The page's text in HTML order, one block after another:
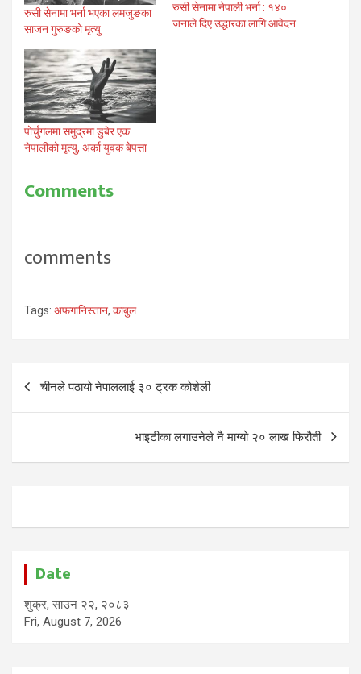
रुसी सेनामा भर्ना भएका लमजुङका
साजन गुरुङको मृत्यु
रुसी सेनामा नेपाली भर्ना : १४०
जनाले दिए उद्धारका लागि आवेदन
पोर्चुगलमा समुद्रमा डुबेर एक
नेपालीको मृत्यु, अर्का युवक बेपत्ता
Comments
comments
Tags: अफगानिस्तान, काबुल
Post
navigation
चीनले पठायो नेपाललाई ३० ट्रक कोशेली
भाइटीका लगाउनेले नै माग्यो २० लाख फिरौती
Date
शुक्र, साउन २२, २०८३
Fri, August 7, 2026